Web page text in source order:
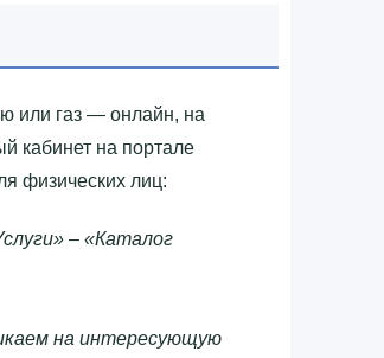
или газ — онлайн, на
кабинет на портале
физических лиц:
– «Каталог
на интересующую